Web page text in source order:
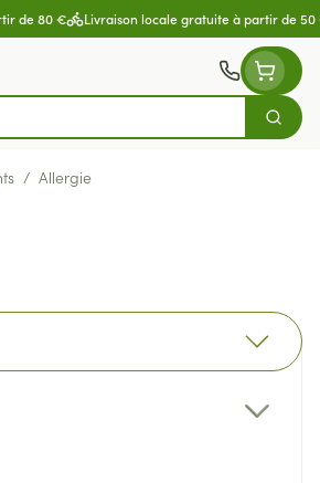
de 80 € Livraison locale gratuite à partir de
/ Allergie